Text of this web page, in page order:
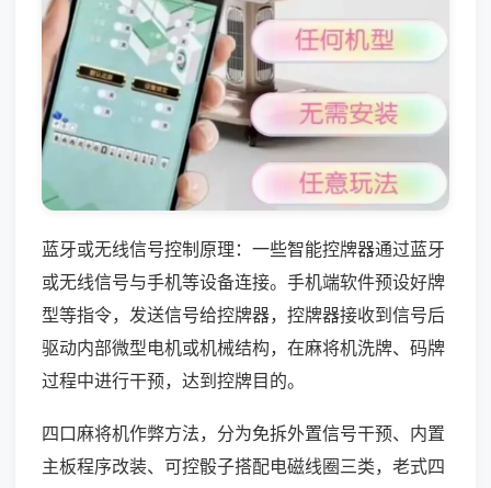
蓝牙或无线信号控制原理：一些智能控牌器通过蓝牙
或无线信号与手机等设备连接。手机端软件预设好牌
型等指令，发送信号给控牌器，控牌器接收到信号后
驱动内部微型电机或机械结构，在麻将机洗牌、码牌
过程中进行干预，达到控牌目的。
四口麻将机作弊方法，分为免拆外置信号干预、内置
主板程序改装、可控骰子搭配电磁线圈三类，老式四